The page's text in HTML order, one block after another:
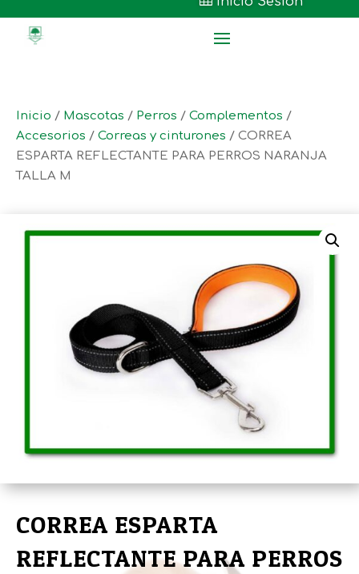
Inicio / Mascotas / Perros / Complementos /
Accesorios / Correas y cinturones / CORREA
ESPARTA REFLECTANTE PARA PERROS NARANJA
TALLA M
CORREA ESPARTA
REFLECTANTE PARA PERROS